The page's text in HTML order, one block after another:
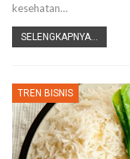
kesehatan…
SELENGKAPNYA...
TREN BISNIS